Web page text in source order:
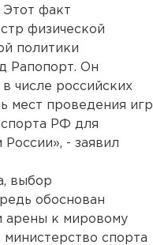
Этот факт
физической
политики
Рапопорт. Он
числе российских
мест проведения игр
РФ для
- заявил
выбор
обоснован
арены к мировому
спорта